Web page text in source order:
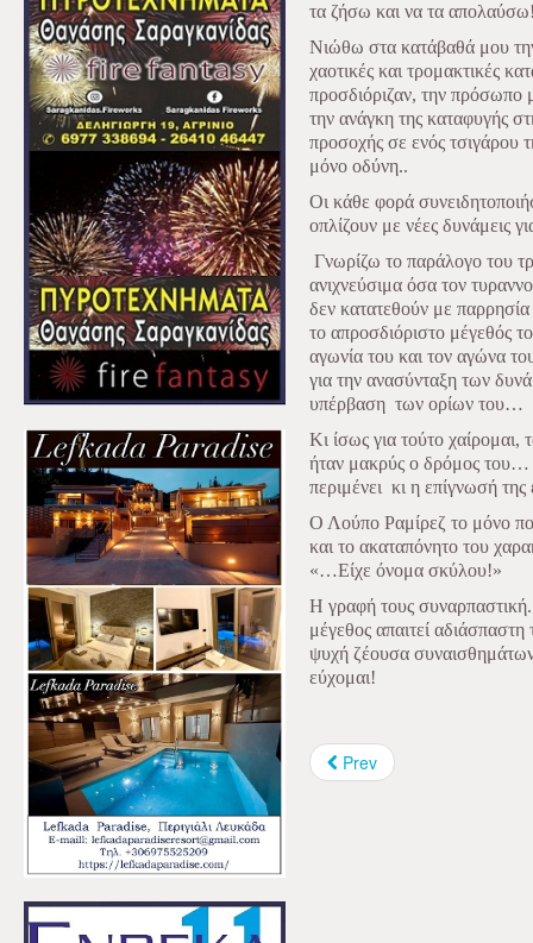
τα ζήσω και να τα
Νιώθω στα κατάβαθά μου
χαοτικές και τρομακτικές
προσδιόριζαν, την
την ανάγκη της καταφυγής
προσοχής σε ενός τσιγάρου
μόνο οδύνη..
Οι κάθε φορά
οπλίζουν με νέες δυνάμεις
Γνωρίζω το παράλογο του
ανιχνεύσιμα όσα τον
δεν κατατεθούν με
το απροσδιόριστο μέγεθός
αγωνία του και τον αγώνα
για την ανασύνταξη των
υπέρβαση των ορίων του…
Κι ίσως για τούτο χαίρομαι,
ήταν μακρύς ο δρόμος του…
περιμένει κι η επίγνωσή της
Ο Λούπο Ραμίρεζ το μόνο
και το ακαταπόνητο του
«…Είχε όνομα σκύλου!»
Η γραφή τους
μέγεθος απαιτεί
ψυχή ζέουσα
εύχομαι!
Prev